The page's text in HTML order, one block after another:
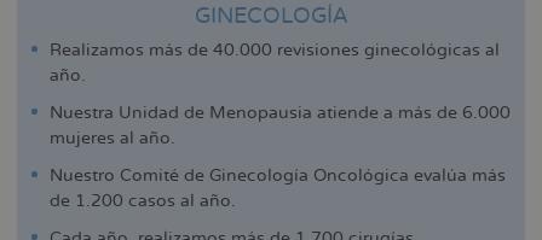
GINECOLOGÍA
Realizamos más de 40.000 revisiones ginecológicas al
año.
Nuestra Unidad de Menopausia atiende a más de 6.000
mujeres al año.
Nuestro Comité de Ginecología Oncológica evalúa más
de 1.200 casos al año.